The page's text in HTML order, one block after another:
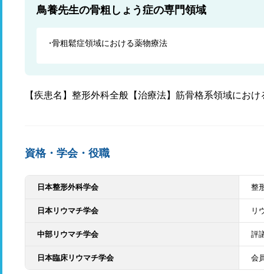
鳥養先生の骨粗しょう症の専門領域
骨粗鬆症領域における薬物療法
【疾患名】整形外科全般【治療法】筋骨格系領域にお
資格・学会・役職
日本整形外科学会 整
日本リウマチ学会 リ
中部リウマチ学会 評
日本臨床リウマチ学会 会